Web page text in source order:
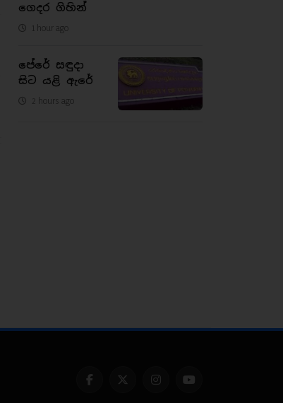
ගෙදර ගිහින්
1 hour ago
පේරේ සඳුදා
සිට යළි ඇරේ
2 hours ago